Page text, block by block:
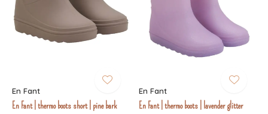
En Fant
En Fant | thermo boots short | pine bark
En Fant
En Fant | thermo boots | lavender glitter